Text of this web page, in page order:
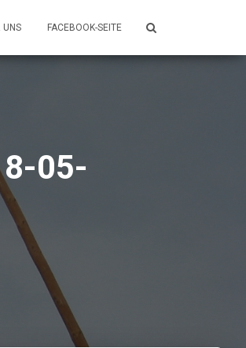
UNS FACEBOOK-SEITE
05-